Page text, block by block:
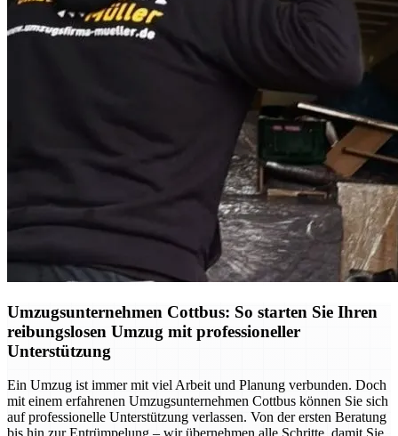
Umzugsunternehmen Cottbus: So starten Sie Ihren
reibungslosen Umzug mit professioneller
Unterstützung
Ein Umzug ist immer mit viel Arbeit und Planung verbunden. Doch
mit einem erfahrenen Umzugsunternehmen Cottbus können Sie sich
auf professionelle Unterstützung verlassen. Von der ersten Beratung